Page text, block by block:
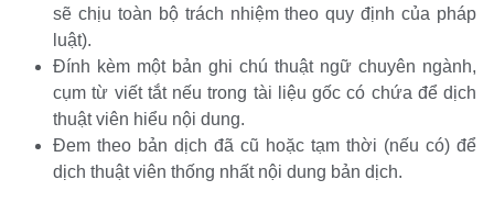
sẽ chịu toàn bộ trách nhiệm theo quy định của pháp
luật).
Đính kèm một bản ghi chú thuật ngữ chuyên ngành,
cụm từ viết tắt nếu trong tài liệu gốc có chứa để dịch
thuật viên hiểu nội dung.
Đem theo bản dịch đã cũ hoặc tạm thời (nếu có) để
dịch thuật viên thống nhất nội dung bản dịch.